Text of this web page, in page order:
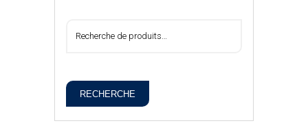
RECHERCHE